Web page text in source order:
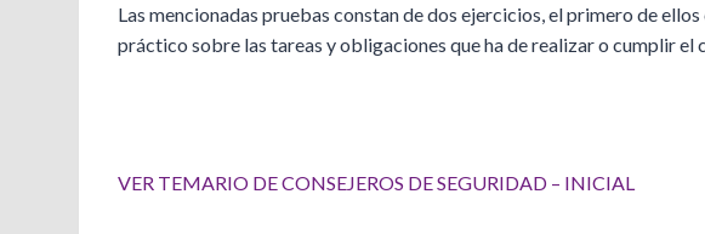
Las mencionadas pruebas constan de dos ejercicios, el primero de
práctico sobre las tareas y obligaciones que ha de realizar o cumplir el
VER TEMARIO DE CONSEJEROS DE SEGURIDAD – INICIAL